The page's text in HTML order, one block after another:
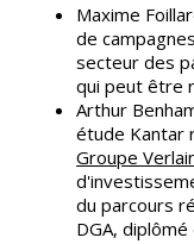
Maxime
de
secteur des
qui peut être
Arthur
étude Kantar
Groupe
du parcours
DGA,